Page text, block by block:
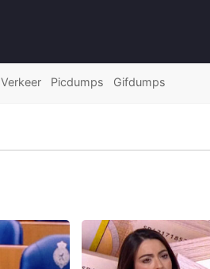
Verkeer Picdumps Gifdumps